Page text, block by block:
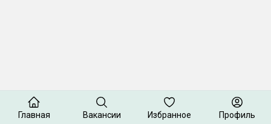
Главная Вакансии Избранное Профиль